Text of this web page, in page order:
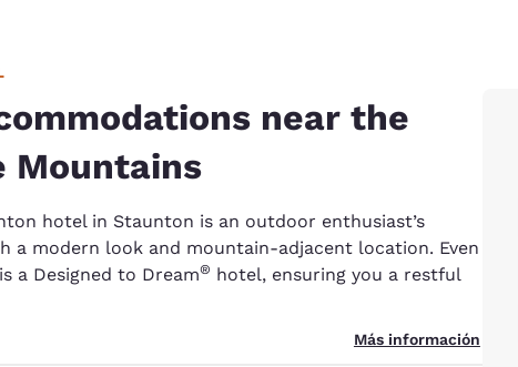
near the
Mountains
hotel in Staunton is an outdoor enthusiast’s
a modern look and mountain-adjacent location. Even
a Designed to Dream® hotel, ensuring you a restful
Más información